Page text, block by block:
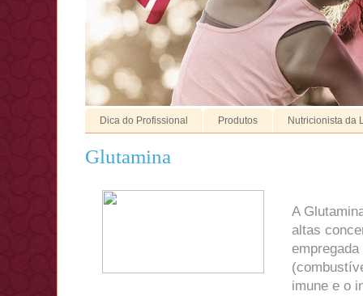
Dica do Profissional Produtos Nutricionista da
Glutamina
A
altas
imune e o